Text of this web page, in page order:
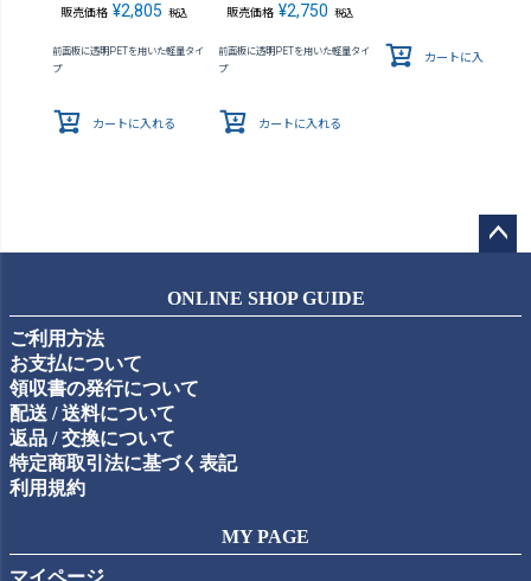
販売価格 ¥2,805 税込
前面板に透明PETを用いた軽量タイ
プ
カートに入れる
販売価格 ¥2,750 税込
前面板に透明PETを用いた軽量タイ
プ
カートに入れる
カートに入れる
ップ
ONLINE SHOP GUIDE
ご利用方法
お支払について
領収書の発行について
配送 / 送料について
返品 / 交換について
特定商取引法に基づく表記
利用規約
MY PAGE